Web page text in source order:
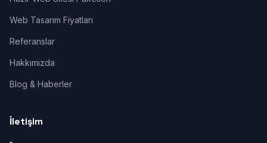
Web Tasarım Fiyatları
Referanslar
Hakkımızda
Blog & Haberler
İletişim